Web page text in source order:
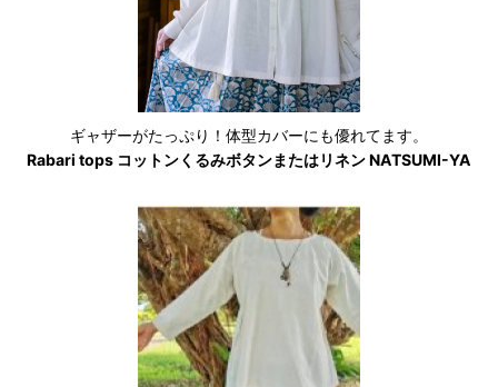
ギャザーがたっぷり！体型カバーにも優れてます。
Rabari tops コットンくるみボタンまたはリネン NATSUMI-YA